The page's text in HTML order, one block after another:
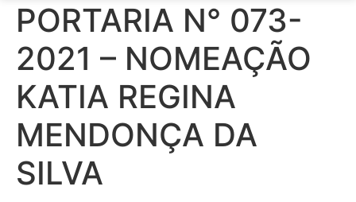
PORTARIA N° 073-
2021 – NOMEAÇÃO
KATIA REGINA
MENDONÇA DA
SILVA